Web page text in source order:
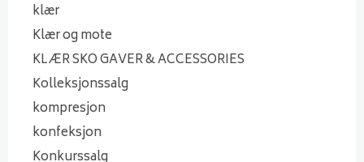
klær
Klær og mote
KLÆR SKO GAVER & ACCESSORIES
Kolleksjonssalg
kompresjon
konfeksjon